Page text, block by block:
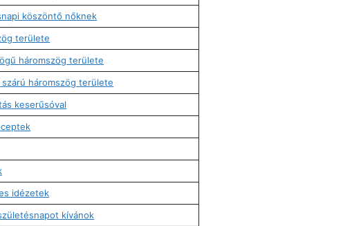
köszöntő nőknek
területe
háromszög területe
háromszög területe
keserűsóval
idézetek
kívánok